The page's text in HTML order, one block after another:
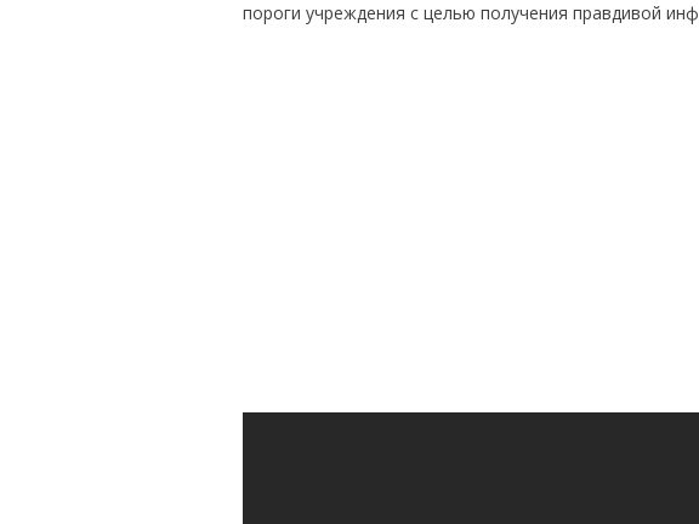
пороги учреждения с целью получения правдивой